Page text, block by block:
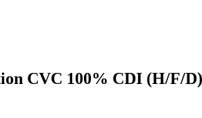
CVC 100% CDI (H/F/D)